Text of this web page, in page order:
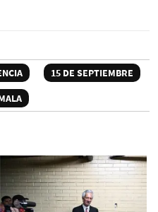
15 DE SEPTIEMBRE